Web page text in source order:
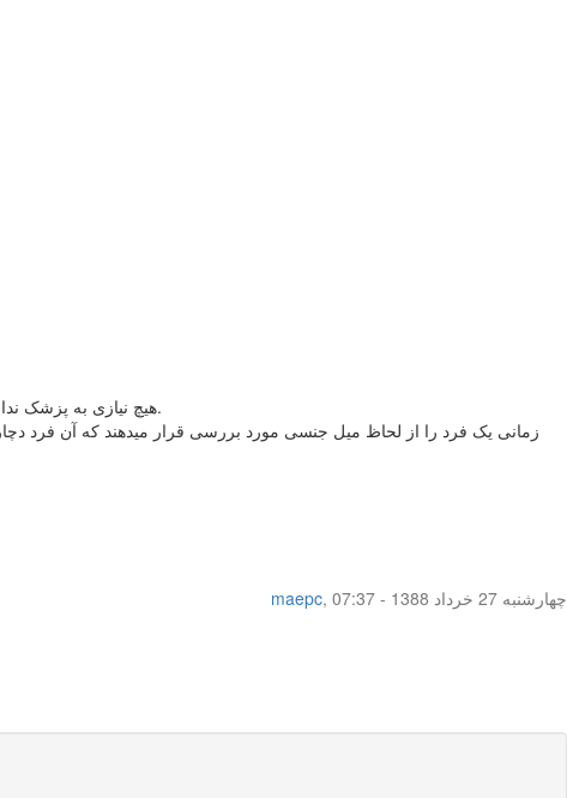
هیچ نیازی به پزشک ندارید فقط خودتان و همسرتان را تقویت کنید.نظر همسرتان را در مورد زمان ارتباط جنسی تان بخواهید که خدایی نکرده دچار تحمیل جنسی نشوند.
زمانی یک فرد را از لحاظ میل جنسی مورد بررسی قرار میدهند که آن فرد
maepc,
چهار‌شنبه 27 خرداد 1388 - 07:37